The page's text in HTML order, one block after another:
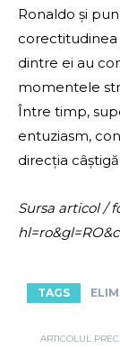
Ronaldo și
corectitudinea
dintre ei au
momentele
Între timp,
entuziasm,
direcția
Sursa articol /
TAGS
ARTICOLUL